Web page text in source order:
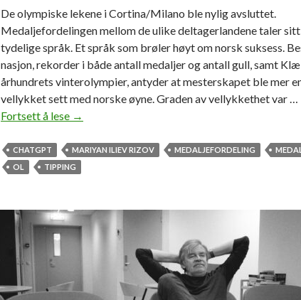
De olympiske lekene i Cortina/Milano ble nylig avsluttet.
Medaljefordelingen mellom de ulike deltagerlandene taler sitt
tydelige språk. Et språk som brøler høyt om norsk suksess.
nasjon, rekorder i både antall medaljer og antall gull, samt
århundrets vinterolympier, antyder at mesterskapet ble mer
vellykket sett med norske øyne. Graden av vellykkethet var …
Fortsett å lese O
-
t
i
m
→
CHATGPT MARIYAN ILIEV RIZOV MEDALJEFORDELING
OL
TIPPING